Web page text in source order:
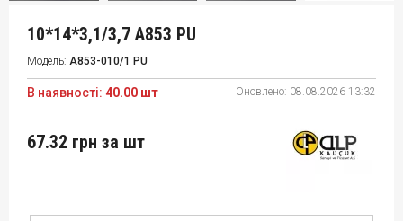
10*14*3,1/3,7 A853 PU
Модель: A853-010/1 PU
В наявності: 40.00 шт Оновлено: 08.08.2026 13:32
67.32 грн за шт